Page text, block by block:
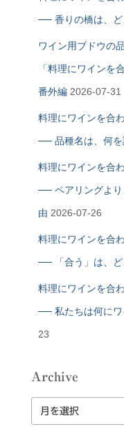
── 香りの橋は、
ワイン用ブドウの
「料理にワインを
番外編 2026-07-31
料理にワインを合
── 品種名は、何
料理にワインを合
── ペアリングより
由 2026-07-26
料理にワインを合
── 「合う」は、
料理にワインを合
── 私たちは何に
23
Archive